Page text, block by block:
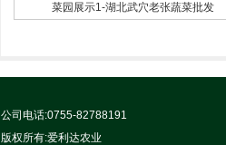
菜园展示1-湖北武穴老张蔬菜批发
公司电话:0755-82788191
版权所有:爱利达农业